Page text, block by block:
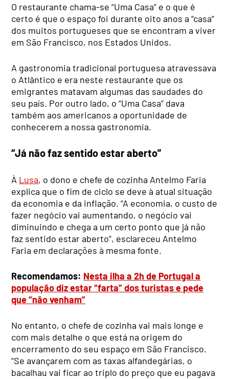
O restaurante chama-se “Uma Casa” e o que é
certo é que o espaço foi durante oito anos a “casa”
dos muitos portugueses que se encontram a viver
em São Francisco, nos Estados Unidos.
A gastronomia tradicional portuguesa atravessava
o Atlântico e era neste restaurante que os
emigrantes matavam algumas das saudades do
seu país. Por outro lado, o “Uma Casa” dava
também aos americanos a oportunidade de
conhecerem a nossa gastronomia.
“Já não faz sentido estar aberto”
À Lusa, o dono e chefe de cozinha Antelmo Faria
explica que o fim de ciclo se deve à atual situação
da economia e da inflação. “A economia, o custo de
fazer negócio vai aumentando, o negócio vai
diminuindo e chega a um certo ponto que já não
faz sentido estar aberto”, esclareceu Antelmo
Faria em declarações à mesma fonte.
Recomendamos: Nesta ilha a 2h de Portugal a
população diz estar “farta” dos turistas e pede
que “não venham”
No entanto, o chefe de cozinha vai mais longe e
com mais detalhe o que está na origem do
encerramento do seu espaço em São Francisco.
“Se avançarem com as taxas alfandegárias, o
bacalhau vai ficar ao triplo do preço que eu pagava